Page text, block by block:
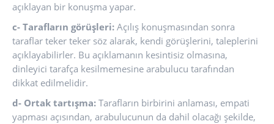
açıklayan bir konuşma yapar.
c- Tarafların görüşleri: Açılış konuşmasından sonra
taraflar teker teker söz alarak, kendi görüşlerini, taleplerini
açıklayabilirler. Bu açıklamanın kesintisiz olmasına,
dinleyici tarafça kesilmemesine arabulucu tarafından
dikkat edilmelidir.
d- Ortak tartışma: Tarafların birbirini anlaması, empati
yapması açısından, arabulucunun da dahil olacağı şekilde,